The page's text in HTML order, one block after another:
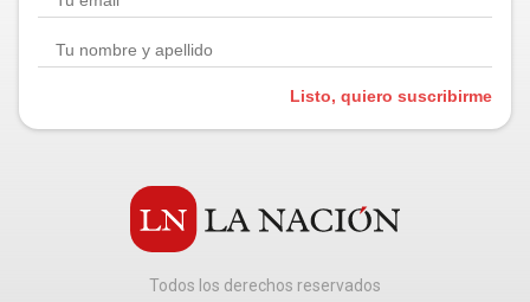
Listo, quiero suscribirme
Todos los derechos reservados